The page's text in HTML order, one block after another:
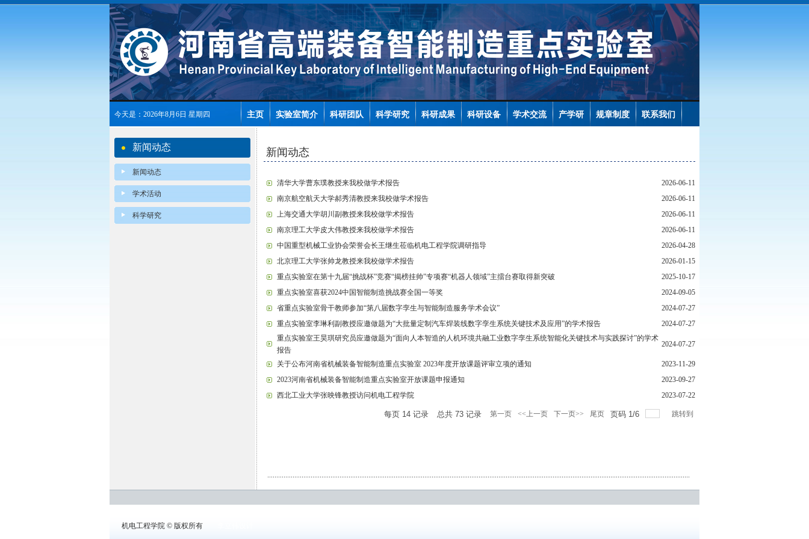
今天是：2026年8月6日 星期四 主页 实验室简介 科研团队 科学研究 科研成果 科研设备 学术交流 产学研 规章制度 联系我们
新闻动态
新闻动态
学术活动
科学研究
新闻动态
清华大学曹东璞教授来我校做学术报告
2026-06-11
南京航空航天大学郝秀清教授来我校做学术报告
2026-06-11
上海交通大学胡川副教授来我校做学术报告
2026-06-11
南京理工大学皮大伟教授来我校做学术报告
2026-06-11
中国重型机械工业协会荣誉会长王继生莅临机电工程学院调研指导
2026-04-28
北京理工大学张帅龙教授来我校做学术报告
2026-01-15
重点实验室在第十九届“挑战杯”竞赛“揭榜挂帅”专项赛“机器人领域”主擂台赛取得新突破
2025-10-17
重点实验室喜获2024中国智能制造挑战赛全国一等奖
2024-09-05
省重点实验室骨干教师参加“第八届数字孪生与智能制造服务学术会议”
2024-07-27
重点实验室李琳利副教授应邀做题为“大批量定制汽车焊装线数字孪生系统关键技术及应用”的学术报告
2024-07-27
重点实验室王昊琪研究员应邀做题为“面向人本智造的人机环境共融工业数字孪生系统智能化关键技术与实践探讨”的学术
报告
2024-07-27
关于公布河南省机械装备智能制造重点实验室 2023年度开放课题评审立项的通知
2023-11-29
2023河南省机械装备智能制造重点实验室开放课题申报通知
2023-09-27
西北工业大学张映锋教授访问机电工程学院
2023-07-22
每页 14记录 总共 73记录 第一页 <<上一页 下一页>> 尾页 页码 1/6 跳转到
机电工程学院 © 版权所有